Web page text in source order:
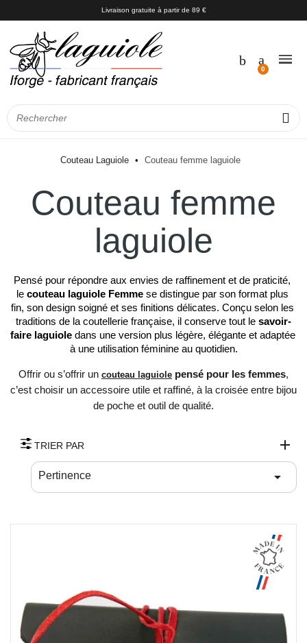
Livraison gratuite à partir de 89 €
Couteau Laguiole Couteau femme laguiole
Couteau femme
laguiole
Pensé pour répondre aux envies de raffinement et de praticité,
le couteau laguiole Femme se distingue par son format plus
fin, son design soigné et ses finitions délicates. Conçu selon les
traditions de la coutellerie française, il conserve tout le savoir-
faire laguiole dans une version plus légère, élégante et adaptée
à une utilisation féminine au quotidien.
Offrir ou s’offrir un couteau laguiole pensé pour les femmes,
c’est choisir un accessoire utile et raffiné, à la croisée entre bijou
de poche et outil de qualité.
TRIER PAR
Pertinence 